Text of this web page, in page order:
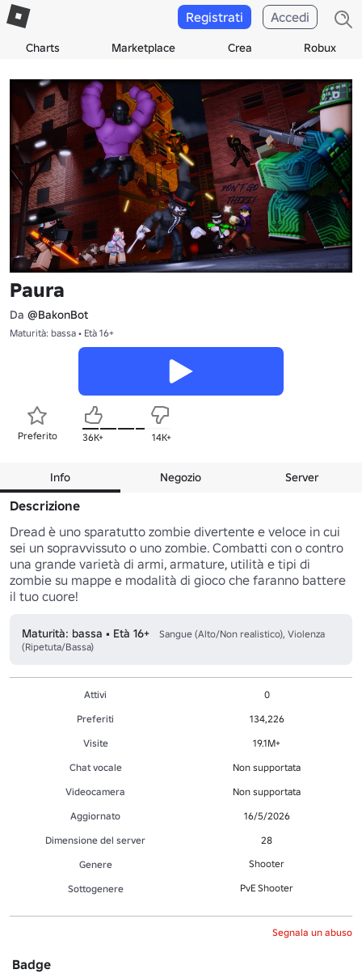
Charts Marketplace Crea Robux
Registrati Accedi
Paura
Da @BakonBot
Maturità: bassa • Età 16+
Preferito 36K+ 14K+
Info Negozio Server
Descrizione
Dread è uno sparatutto zombie divertente e veloce in cui
sei un sopravvissuto o uno zombie. Combatti con o contro
una grande varietà di armi, armature, utilità e tipi di
zombie su mappe e modalità di gioco che faranno battere
il tuo cuore!
Maturità: bassa • Età 16+
Sangue (Alto/Non realistico), Violenza
(Ripetuta/Bassa)
Attivi
0
Preferiti
134,226
Visite
19.1M+
Chat vocale
Non supportata
Videocamera
Non supportata
Aggiornato
16/5/2026
Dimensione del server
28
Genere
Shooter
Sottogenere PvE Shooter
Segnala un abuso
Badge